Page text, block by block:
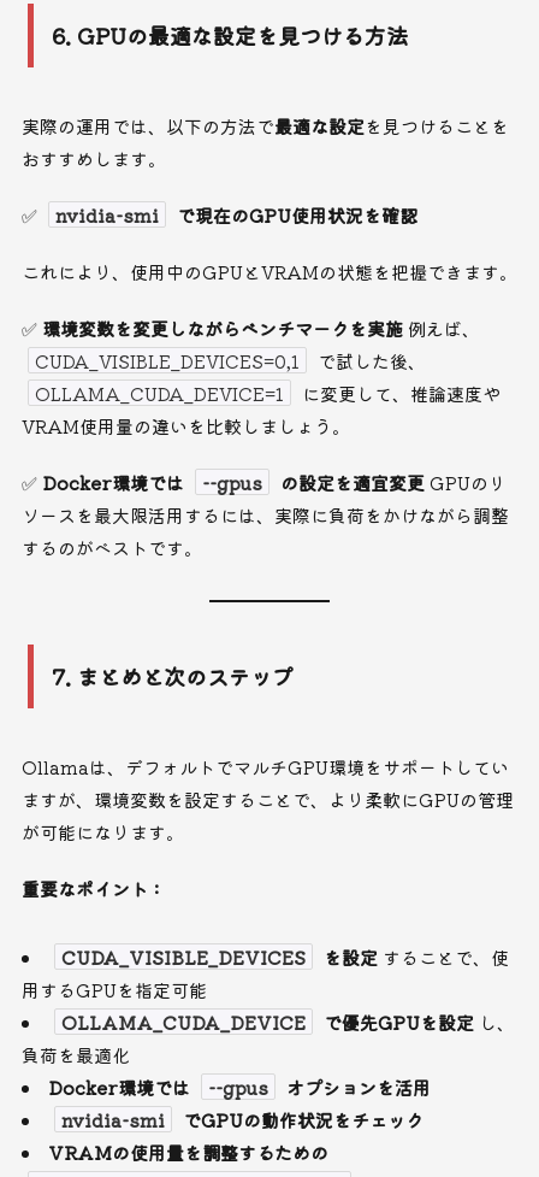
6. GPUの最適な設定を見つける方法
実際の運用では、以下の方法で最適な設定を見つけることを
おすすめします。
✅ nvidia-smi で現在のGPU使用状況を確認
これにより、使用中のGPUとVRAMの状態を把握できます。
✅ 環境変数を変更しながらベンチマークを実施例えば、
CUDA_VISIBLE_DEVICES=0,1
で試した後、
OLLAMA_CUDA_DEVICE=1
に変更して、推論速度や
VRAM使用量の違いを比較しましょう。
✅ Docker環境では --gpus の設定を適宜変更GPUのリ
ソースを最大限活用するには、実際に負荷をかけながら調整
するのがベストです。
7. まとめと次のステップ
Ollamaは、デフォルトでマルチGPU環境をサポートしてい
ますが、環境変数を設定することで、より柔軟にGPUの管理
が可能になります。
重要なポイント：
CUDA_VISIBLE_DEVICES を設定 することで、使
用するGPUを指定可能
OLLAMA_CUDA_DEVICE
で優先GPUを設定 し、
負荷を最適化
Docker環境では
--gpus
オプションを活用
nvidia-smi
でGPUの動作状況をチェック
VRAMの使用量を調整するための